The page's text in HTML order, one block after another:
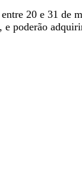
20 e 31 de
poderão